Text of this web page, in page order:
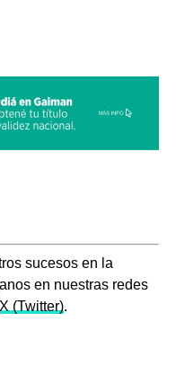
sucesos en la
en nuestras redes
X (Twitter).